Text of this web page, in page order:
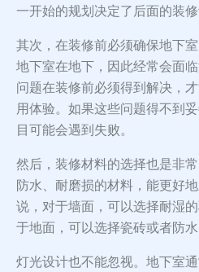
一开始的规划决定了后面的装修
其次，在装修前必须确保地下
地下室在地下，因此经常会面
问题在装修前必须得到解决，
用体验。如果这些问题得不到
目可能会遇到失败。
然后，装修材料的选择也是非
防水、耐磨损的材料，能更好
说，对于墙面，可以选择耐湿
于地面，可以选择瓷砖或者防水
灯光设计也不能忽视。地下室